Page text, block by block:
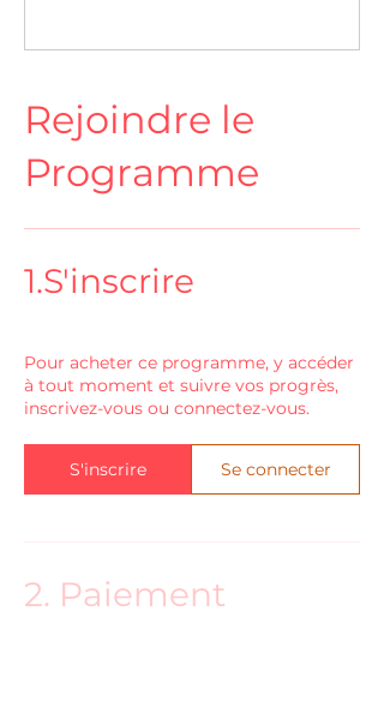
Rejoindre le
Programme
1.S'inscrire
Pour acheter ce programme, y accéder
à tout moment et suivre vos progrès,
inscrivez-vous ou connectez-vous.
S'inscrire Se connecter
2. Paiement